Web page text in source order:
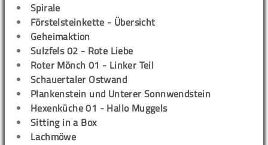
Spirale
Förstelsteinkette - Übersicht
Geheimaktion
Sulzfels 02 - Rote Liebe
Roter Mönch 01 - Linker Teil
Schauertaler Ostwand
Plankenstein und Unterer Sonnwendstein
Hexenküche 01 - Hallo Muggels
Sitting in a Box
Lachmöwe